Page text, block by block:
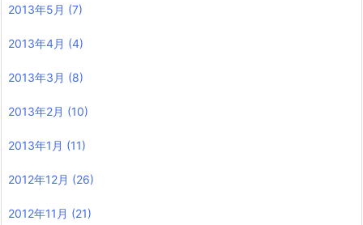
2013年5月 (7)
2013年4月 (4)
2013年3月 (8)
2013年2月 (10)
2013年1月 (11)
2012年12月 (26)
2012年11月 (21)